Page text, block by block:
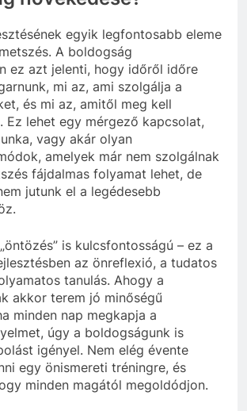
egyik legfontosabb eleme
A boldogság
ez azt jelenti, hogy időről időre
mi az, ami szolgálja a
és mi az, amitől meg kell
Ez lehet egy mérgező kapcsolat,
vagy akár olyan
amelyek már nem szolgálnak
fájdalmas folyamat lehet, de
jutunk el a legédesebb
is kulcsfontosságú – ez a
az önreflexió, a tudatos
tanulás. Ahogy a
akkor terem jó minőségű
minden nap megkapja a
úgy a boldogságunk is
igényel. Nem elég évente
egy önismereti tréningre, és
minden magától megoldódjon.